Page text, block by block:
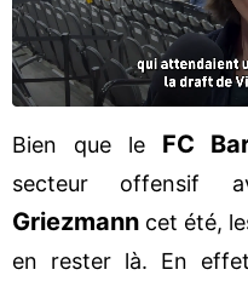
Bien que le FC
secteur offensif
Griezmann cet été,
en rester là. En